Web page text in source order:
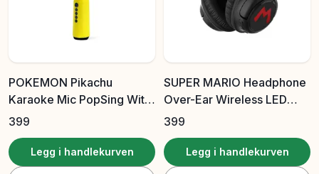
POKEMON Pikachu
Karaoke Mic PopSing With
LED
399
Legg i handlekurven
SUPER MARIO Headphone
Over-Ear Wireless LED
Light Sharing Aux
399
Legg i handlekurven